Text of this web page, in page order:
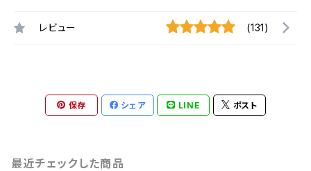
レビュー (131)
保存 シェア LINE ポスト
最近チェックした商品